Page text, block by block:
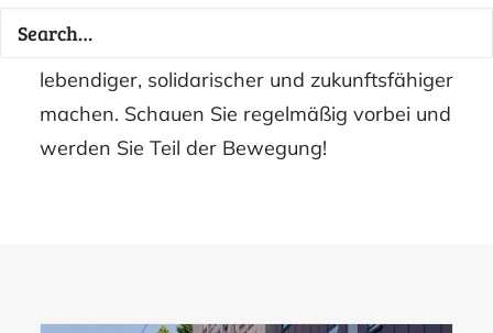
Laufenden, wie wir gemeinsam Pforzheim
lebendiger, solidarischer und zukunftsfähiger
machen. Schauen Sie regelmäßig vorbei und
werden Sie Teil der Bewegung!